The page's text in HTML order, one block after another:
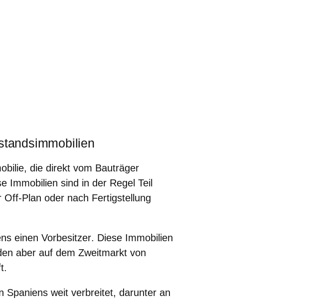
die direkt vom Bauträger
Immobilien sind in der Regel Teil
Plan oder nach Fertigstellung
einen Vorbesitzer. Diese Immobilien
aber auf dem Zweitmarkt von
Spaniens weit verbreitet, darunter an